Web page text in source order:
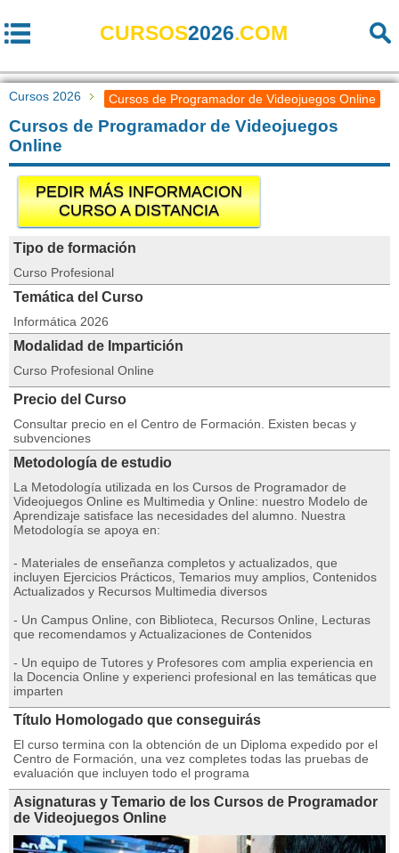
CURSOS2026.COM
Cursos 2026 Cursos de Programador de Videojuegos Online
Cursos de Programador de Videojuegos
Online
PEDIR MÁS INFORMACION
CURSO A DISTANCIA
Tipo de formación
Curso Profesional
Temática del Curso
Informática 2026
Modalidad de Impartición
Curso Profesional Online
Precio del Curso
Consultar precio en el Centro de Formación. Existen becas y
subvenciones
Metodología de estudio
La Metodología utilizada en los Cursos de Programador de
Videojuegos Online es Multimedia y Online: nuestro Modelo de
Aprendizaje satisface las necesidades del alumno. Nuestra
Metodología se apoya en:
- Materiales de enseñanza completos y actualizados, que
incluyen Ejercicios Prácticos, Temarios muy amplios, Contenidos
Actualizados y Recursos Multimedia diversos
- Un Campus Online, con Biblioteca, Recursos Online, Lecturas
que recomendamos y Actualizaciones de Contenidos
- Un equipo de Tutores y Profesores com amplia experiencia en
la Docencia Online y experienci profesional en las temáticas que
imparten
Título Homologado que conseguirás
El curso termina con la obtención de un Diploma expedido por el
Centro de Formación, una vez completes todas las pruebas de
evaluación que incluyen todo el programa
Asignaturas y Temario de los Cursos de Programador
de Videojuegos Online